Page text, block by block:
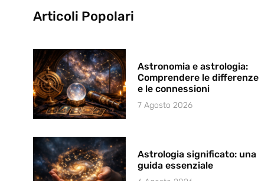
Articoli Popolari
Astronomia e astrologia:
Comprendere le differenze
e le connessioni
7 Agosto 2026
Astrologia significato: una
guida essenziale